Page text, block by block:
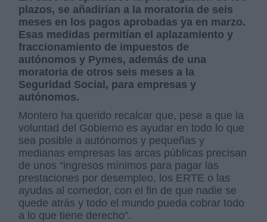
plazos, se añadirían a la moratoria de seis
meses en los pagos aprobadas ya en marzo.
Esas medidas permitían el aplazamiento y
fraccionamiento de impuestos de
autónomos y Pymes, además de una
moratoria de otros seis meses a la
Seguridad Social, para empresas y
autónomos.
Montero ha querido recalcar que, pese a que la
voluntad del Gobierno es ayudar en todo lo que
sea posible a autónomos y pequeñas y
medianas empresas las arcas públicas precisan
de unos “ingresos mínimos para pagar las
prestaciones por desempleo, los ERTE o las
ayudas al comedor, con el fin de que nadie se
quede atrás y todo el mundo pueda cobrar todo
a lo que tiene derecho”.